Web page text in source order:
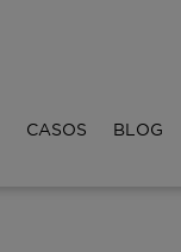
CASOS BLOG